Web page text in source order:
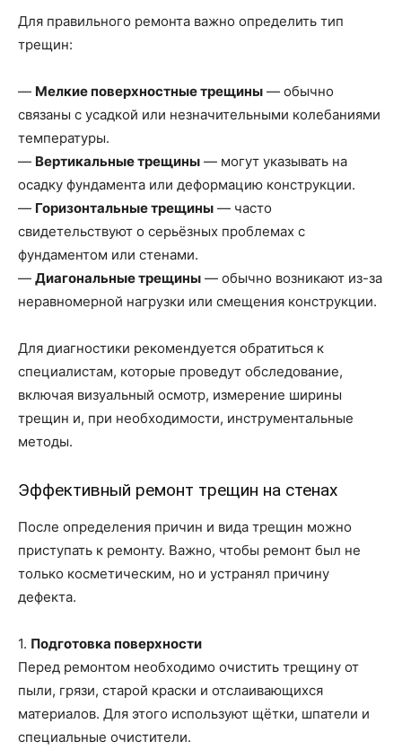
Для правильного ремонта важно определить тип
трещин:
— Мелкие поверхностные трещины — обычно
связаны с усадкой или незначительными колебаниями
температуры.
— Вертикальные трещины — могут указывать на
осадку фундамента или деформацию конструкции.
— Горизонтальные трещины — часто
свидетельствуют о серьёзных проблемах с
фундаментом или стенами.
— Диагональные трещины — обычно возникают из-за
неравномерной нагрузки или смещения конструкции.
Для диагностики рекомендуется обратиться к
специалистам, которые проведут обследование,
включая визуальный осмотр, измерение ширины
трещин и, при необходимости, инструментальные
методы.
Эффективный ремонт трещин на стенах
После определения причин и вида трещин можно
приступать к ремонту. Важно, чтобы ремонт был не
только косметическим, но и устранял причину
дефекта.
1. Подготовка поверхности
Перед ремонтом необходимо очистить трещину от
пыли, грязи, старой краски и отслаивающихся
материалов. Для этого используют щётки, шпатели и
специальные очистители.